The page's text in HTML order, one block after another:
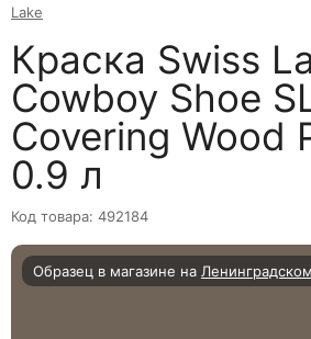
Lake
Краска Swiss
Cowboy Shoe
Covering Wood
0.9 л
Код товара: 492184
Образец в магазине на